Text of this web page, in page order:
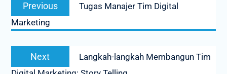
navigation
Previous
post:
Tugas Manajer Tim Digital
Marketing
Next
post:
Langkah-langkah Membangun Tim